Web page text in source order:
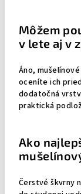
Môžem
v lete aj v
Áno,
oceníte ich
dodatočná
praktická
Ako
Čerstvé škvrny